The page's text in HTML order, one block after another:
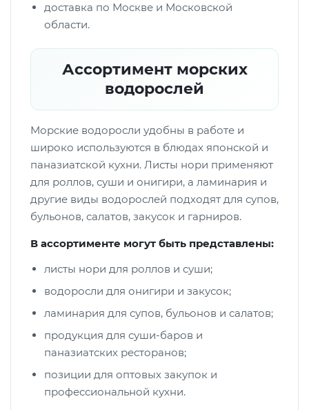
доставка по Москве и Московской
области.
Ассортимент морских
водорослей
Морские водоросли удобны в работе и
широко используются в блюдах японской и
паназиатской кухни. Листы нори применяют
для роллов, суши и онигири, а ламинария и
другие виды водорослей подходят для супов,
бульонов, салатов, закусок и гарниров.
В ассортименте могут быть представлены:
листы нори для роллов и суши;
водоросли для онигири и закусок;
ламинария для супов, бульонов и салатов;
продукция для суши-баров и
паназиатских ресторанов;
позиции для оптовых закупок и
профессиональной кухни.